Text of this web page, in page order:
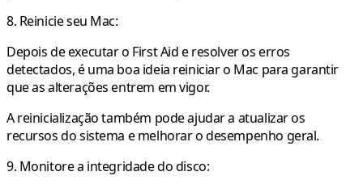
8. Reinicie seu Mac:
Depois de executar o First Aid e resolver os erros
detectados, é uma boa ideia reiniciar o Mac para garantir
que as alterações entrem em vigor.
A reinicialização também pode ajudar a atualizar os
recursos do sistema e melhorar o desempenho geral.
9. Monitore a integridade do disco: